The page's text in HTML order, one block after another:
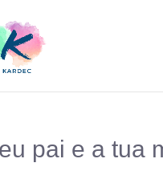
pai e a tua